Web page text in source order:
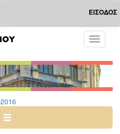
ΕΙΣΟΔΟΣ
Toggle
2016